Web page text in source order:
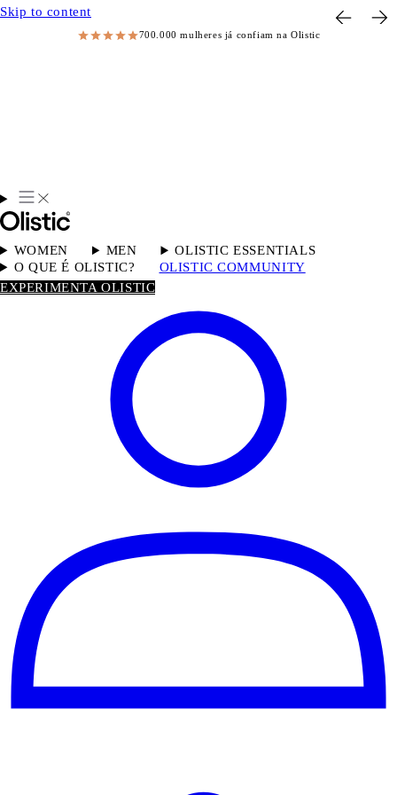
Skip to content
700.000 mulheres já confiam na Olistic
WOMEN MEN
OLISTIC ESSENTIALS
O QUE É OLISTIC?
OLISTIC COMMUNITY
EXPERIMENTA OLISTIC